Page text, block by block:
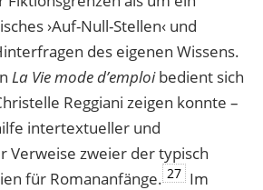
›Auf-Null-Stellen‹ und
des eigenen Wissens.
La Vie mode d’emploibedient sich
Reggiani zeigen konnte –
intertextueller und
Verweise zweier der typisch
für Romananfänge. 27 Im